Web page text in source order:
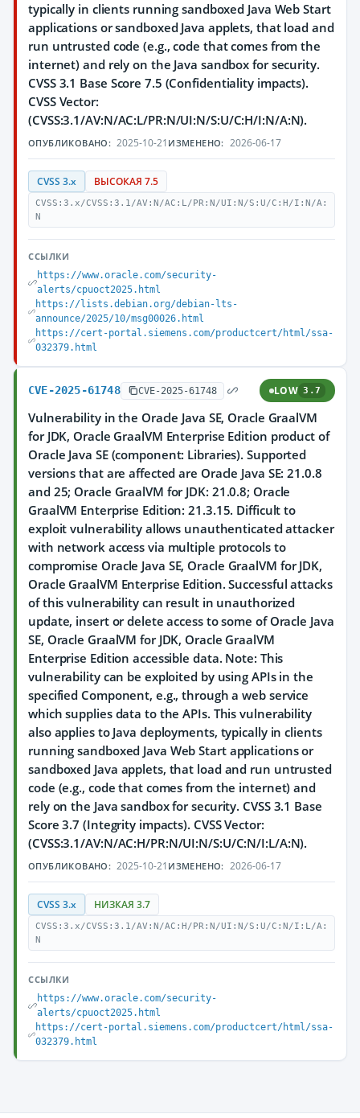
typically in clients running sandboxed Java Web Start
applications or sandboxed Java applets, that load and
run untrusted code (e.g., code that comes from the
internet) and rely on the Java sandbox for security.
CVSS 3.1 Base Score 7.5 (Confidentiality impacts).
CVSS Vector:
(CVSS:3.1/AV:N/AC:L/PR:N/UI:N/S:U/C:H/I:N/A:N).
ОПУБЛИКОВАНО: 2025-10-21 ИЗМЕНЕНО: 2026-06-17
CVSS 3.x ВЫСОКАЯ 7.5
CVSS:3.x/CVSS:3.1/AV:N/AC:L/PR:N/UI:N/S:U/C:H/I:N/A:
N
ССЫЛКИ
https://www.oracle.com/security-
alerts/cpuoct2025.html
https://lists.debian.org/debian-lts-
announce/2025/10/msg00026.html
https://cert-portal.siemens.com/productcert/html/ssa-
032379.html
CVE-2025-61748 CVE-2025-61748 LOW 3.7
Vulnerability in the Oracle Java SE, Oracle GraalVM
for JDK, Oracle GraalVM Enterprise Edition product of
Oracle Java SE (component: Libraries). Supported
versions that are affected are Oracle Java SE: 21.0.8
and 25; Oracle GraalVM for JDK: 21.0.8; Oracle
GraalVM Enterprise Edition: 21.3.15. Difficult to
exploit vulnerability allows unauthenticated attacker
with network access via multiple protocols to
compromise Oracle Java SE, Oracle GraalVM for JDK,
Oracle GraalVM Enterprise Edition. Successful attacks
of this vulnerability can result in unauthorized
update, insert or delete access to some of Oracle Java
SE, Oracle GraalVM for JDK, Oracle GraalVM
Enterprise Edition accessible data. Note: This
vulnerability can be exploited by using APIs in the
specified Component, e.g., through a web service
which supplies data to the APIs. This vulnerability
also applies to Java deployments, typically in clients
running sandboxed Java Web Start applications or
sandboxed Java applets, that load and run untrusted
code (e.g., code that comes from the internet) and
rely on the Java sandbox for security. CVSS 3.1 Base
Score 3.7 (Integrity impacts). CVSS Vector:
(CVSS:3.1/AV:N/AC:H/PR:N/UI:N/S:U/C:N/I:L/A:N).
ОПУБЛИКОВАНО: 2025-10-21 ИЗМЕНЕНО: 2026-06-17
CVSS 3.x НИЗКАЯ 3.7
CVSS:3.x/CVSS:3.1/AV:N/AC:H/PR:N/UI:N/S:U/C:N/I:L/A:
N
ССЫЛКИ
https://www.oracle.com/security-
alerts/cpuoct2025.html
https://cert-portal.siemens.com/productcert/html/ssa-
032379.html